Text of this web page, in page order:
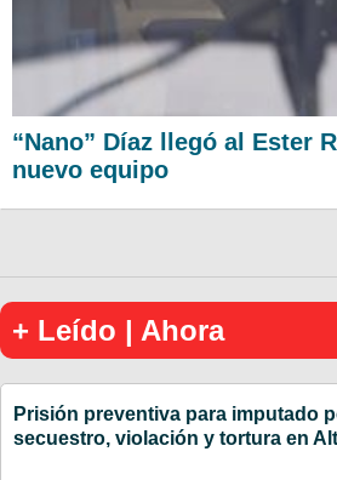
“Nano” Díaz llegó al Ester
nuevo equipo
+ Leído | Ahora
Prisión preventiva para imputado
secuestro, violación y tortura en